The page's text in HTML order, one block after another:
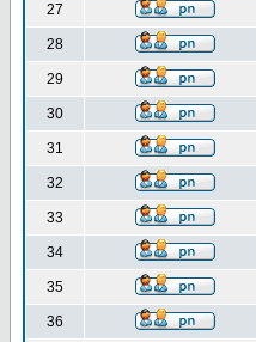
27
28
29
30
31
32
33
34
35
36